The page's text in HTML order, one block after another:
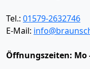
Tel.: 01579-2632746
E-Mail:
Öffnungszeiten: Mo